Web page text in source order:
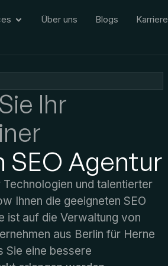
Über uns Blogs Karriere
Ihr
SEO Agentur
und talentierter
Ihnen die geeigneten SEO
ist auf die Verwaltung von
aus Berlin für Herne
Sie eine bessere